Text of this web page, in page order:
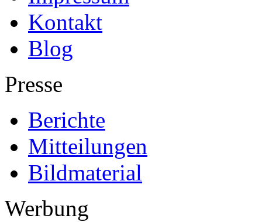
Kontakt
Blog
Presse
Berichte
Mitteilungen
Bildmaterial
Werbung